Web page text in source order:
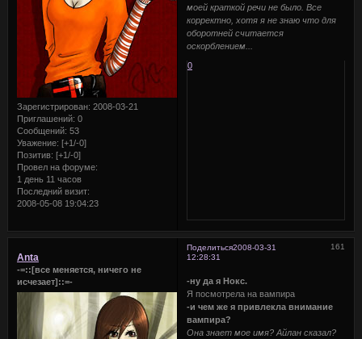
Зарегистрирован: 2008-03-21
Приглашений: 0
Сообщений: 53
Уважение: [+1/-0]
Позитив: [+1/-0]
Провел на форуме:
1 день 11 часов
Последний визит:
2008-05-08 19:04:23
моей краткой речи не было. Все
корректно, хотя я не знаю что для
оборотней считается
оскорблением...
0
Поделиться 161
2008-03-31
12:28:31
Anta
-=::[все меняется, ничего не
исчезает]::=-
-ну да я Нокс.
Я посмотрела на вампира
-и чем же я привлекла внимание
вампира?
Она знает мое имя? Айлан сказал?